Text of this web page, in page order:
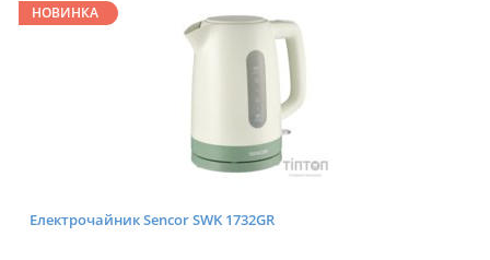
НОВИНКА
Електрочайник Sencor SWK 1732GR